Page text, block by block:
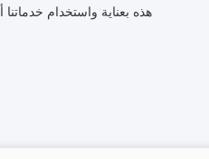
هذه بعناية واستخدام